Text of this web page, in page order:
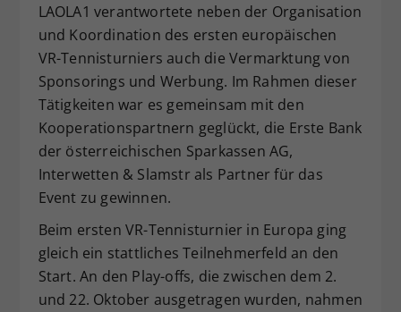
LAOLA1 verantwortete neben der Organisation
und Koordination des ersten europäischen
VR-Tennisturniers auch die Vermarktung von
Sponsorings und Werbung. Im Rahmen dieser
Tätigkeiten war es gemeinsam mit den
Kooperationspartnern geglückt, die Erste Bank
der österreichischen Sparkassen AG,
Interwetten & Slamstr als Partner für das
Event zu gewinnen.
Beim ersten VR-Tennisturnier in Europa ging
gleich ein stattliches Teilnehmerfeld an den
Start. An den Play-offs, die zwischen dem 2.
und 22. Oktober ausgetragen wurden, nahmen